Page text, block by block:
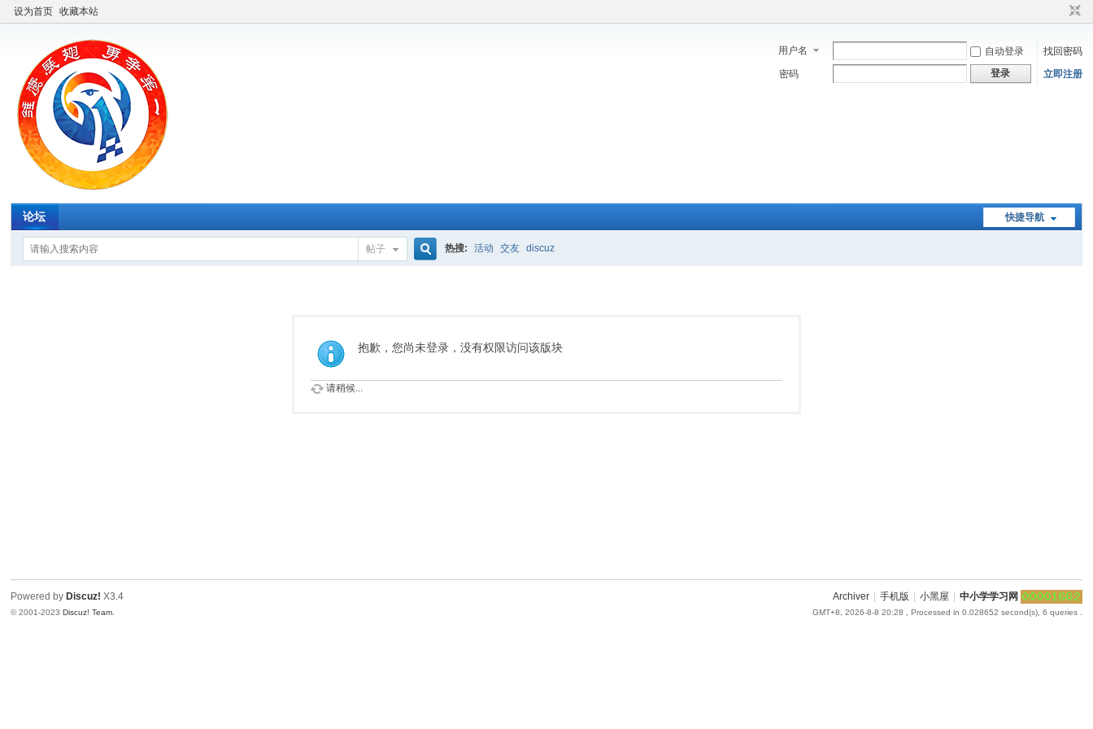
设为首页 收藏本站
用户名 自动登录
找回密码
密码
登录 立即注册
快捷导航
论坛
帖子
索
热搜: 活动 交友 discuz
抱歉，您尚未登录，没有权限访问该版块
请稍候...
Archiver 手机版 小黑屋 中小学学习网
GMT+8, 2026-8-8 20:28 , Processed in 0.028652 second(s), 6 queries .
Powered by Discuz! X3.4
© 2001-2023Discuz! Team